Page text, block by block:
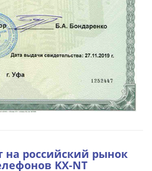
на российский рынок
KX-NT